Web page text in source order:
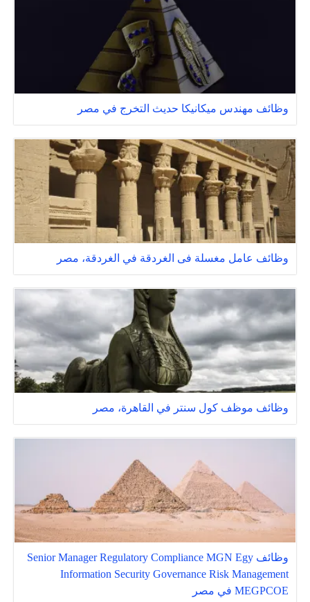
وظائف مهندس ميكانيكا حديث التخرج في مصر
وظائف عامل مغسلة فى الغردقة في الغردقة، مصر
وظائف موظف كول سنتر في القاهرة، مصر
وظائف Senior Manager Regulatory Compliance MGN Egy
Information Security Governance Risk Management
MEGPCOE في مصر